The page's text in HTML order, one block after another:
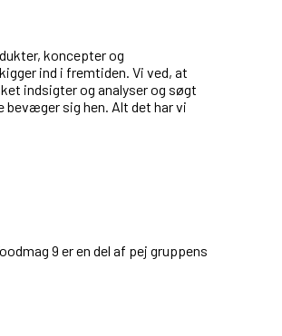
koncepter og
ind i fremtiden. Vi ved, at
indsigter og analyser og søgt
bevæger sig hen. Alt det har vi
9 er en del af pej gruppens